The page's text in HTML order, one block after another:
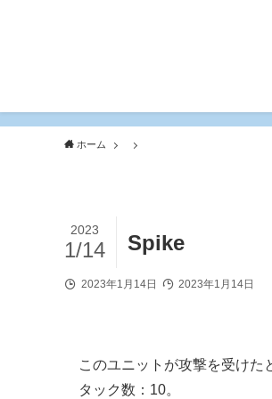
ホーム
Spike
2023
1/14
2023年1月14日 2023年1月14日
このユニットが攻撃を受け
タック数：10。